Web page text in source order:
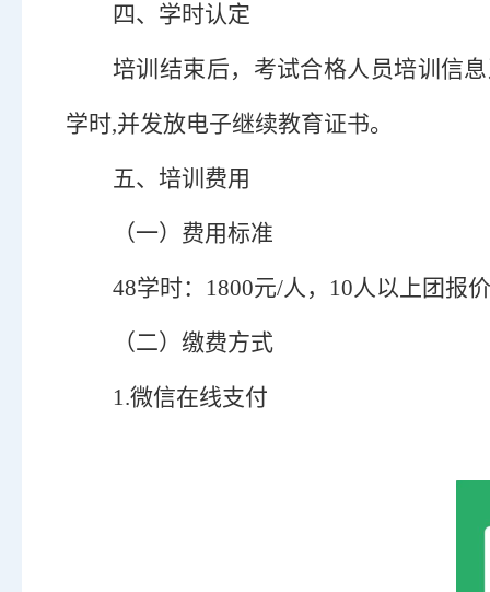
四、 学时认定
培训结束后，考试合格人员培训信
学时,并发放电子继续教育证书。
五、培训费用
（一） 费用标准
48学时：1800元/人，10人以上团报
（二） 缴费方式
1.微信在线支付